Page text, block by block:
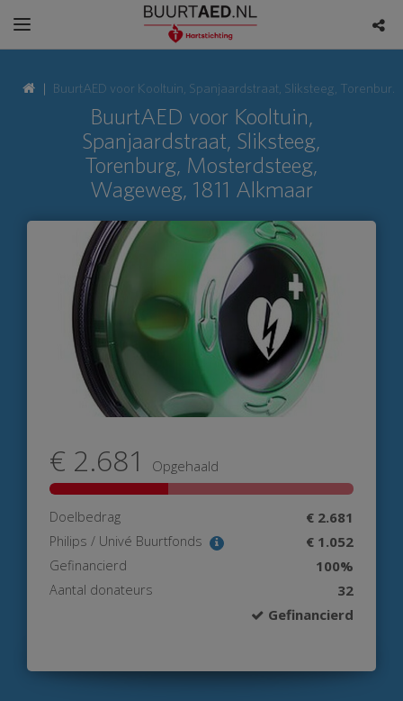
BuurtAED voor Kooltuin, Spanjaardstraat, Sliksteeg, Torenburg, Mosterdsteeg, Wageweg, 1811 Alkmaar
BuurtAED voor Kooltuin,
Spanjaardstraat, Sliksteeg,
Torenburg, Mosterdsteeg,
Wageweg, 1811 Alkmaar
€ 2.681 Opgehaald
Doelbedrag € 2.681
Philips / Univé Buurtfonds € 1.052
Gefinancierd 100%
Aantal donateurs
32
Gefinancierd